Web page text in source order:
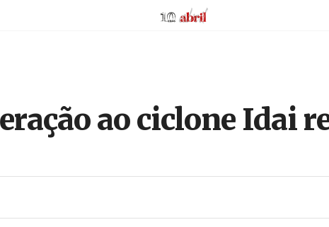
AbrilAbril
ao ciclone Idai